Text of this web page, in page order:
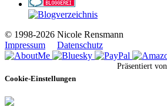
© 1998-2026 Nicole Rensmann
Impressum
Datenschutz
Präsentiert von
Cookie-Einstellungen